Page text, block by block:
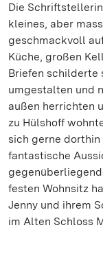
Die
kleines, aber
geschmackvoll
Küche, großen
Briefen schilderte
umgestalten und
außen herrichten
zu Hülshoff
sich gerne dorthin
fantastische
festen Wohnsitz
Jenny und ihrem
im Alten Schloss